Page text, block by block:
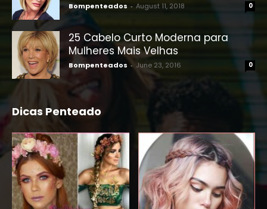
Bompenteados - August 11, 2018 0
25 Cabelo Curto Moderna para
Mulheres Mais Velhas
Bompenteados - June 23, 2016 0
Dicas Penteado